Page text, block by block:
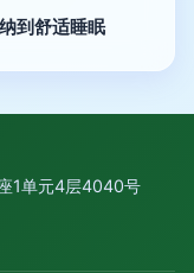
到舒适睡眠
1单元4层4040号